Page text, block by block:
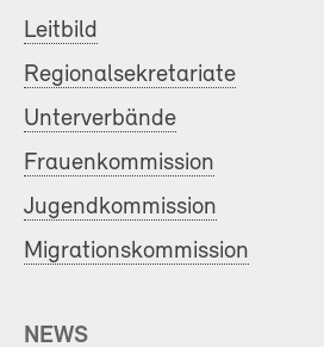
Leitbild
Regionalsekretariate
Unterverbände
Frauenkommission
Jugendkommission
Migrationskommission
NEWS